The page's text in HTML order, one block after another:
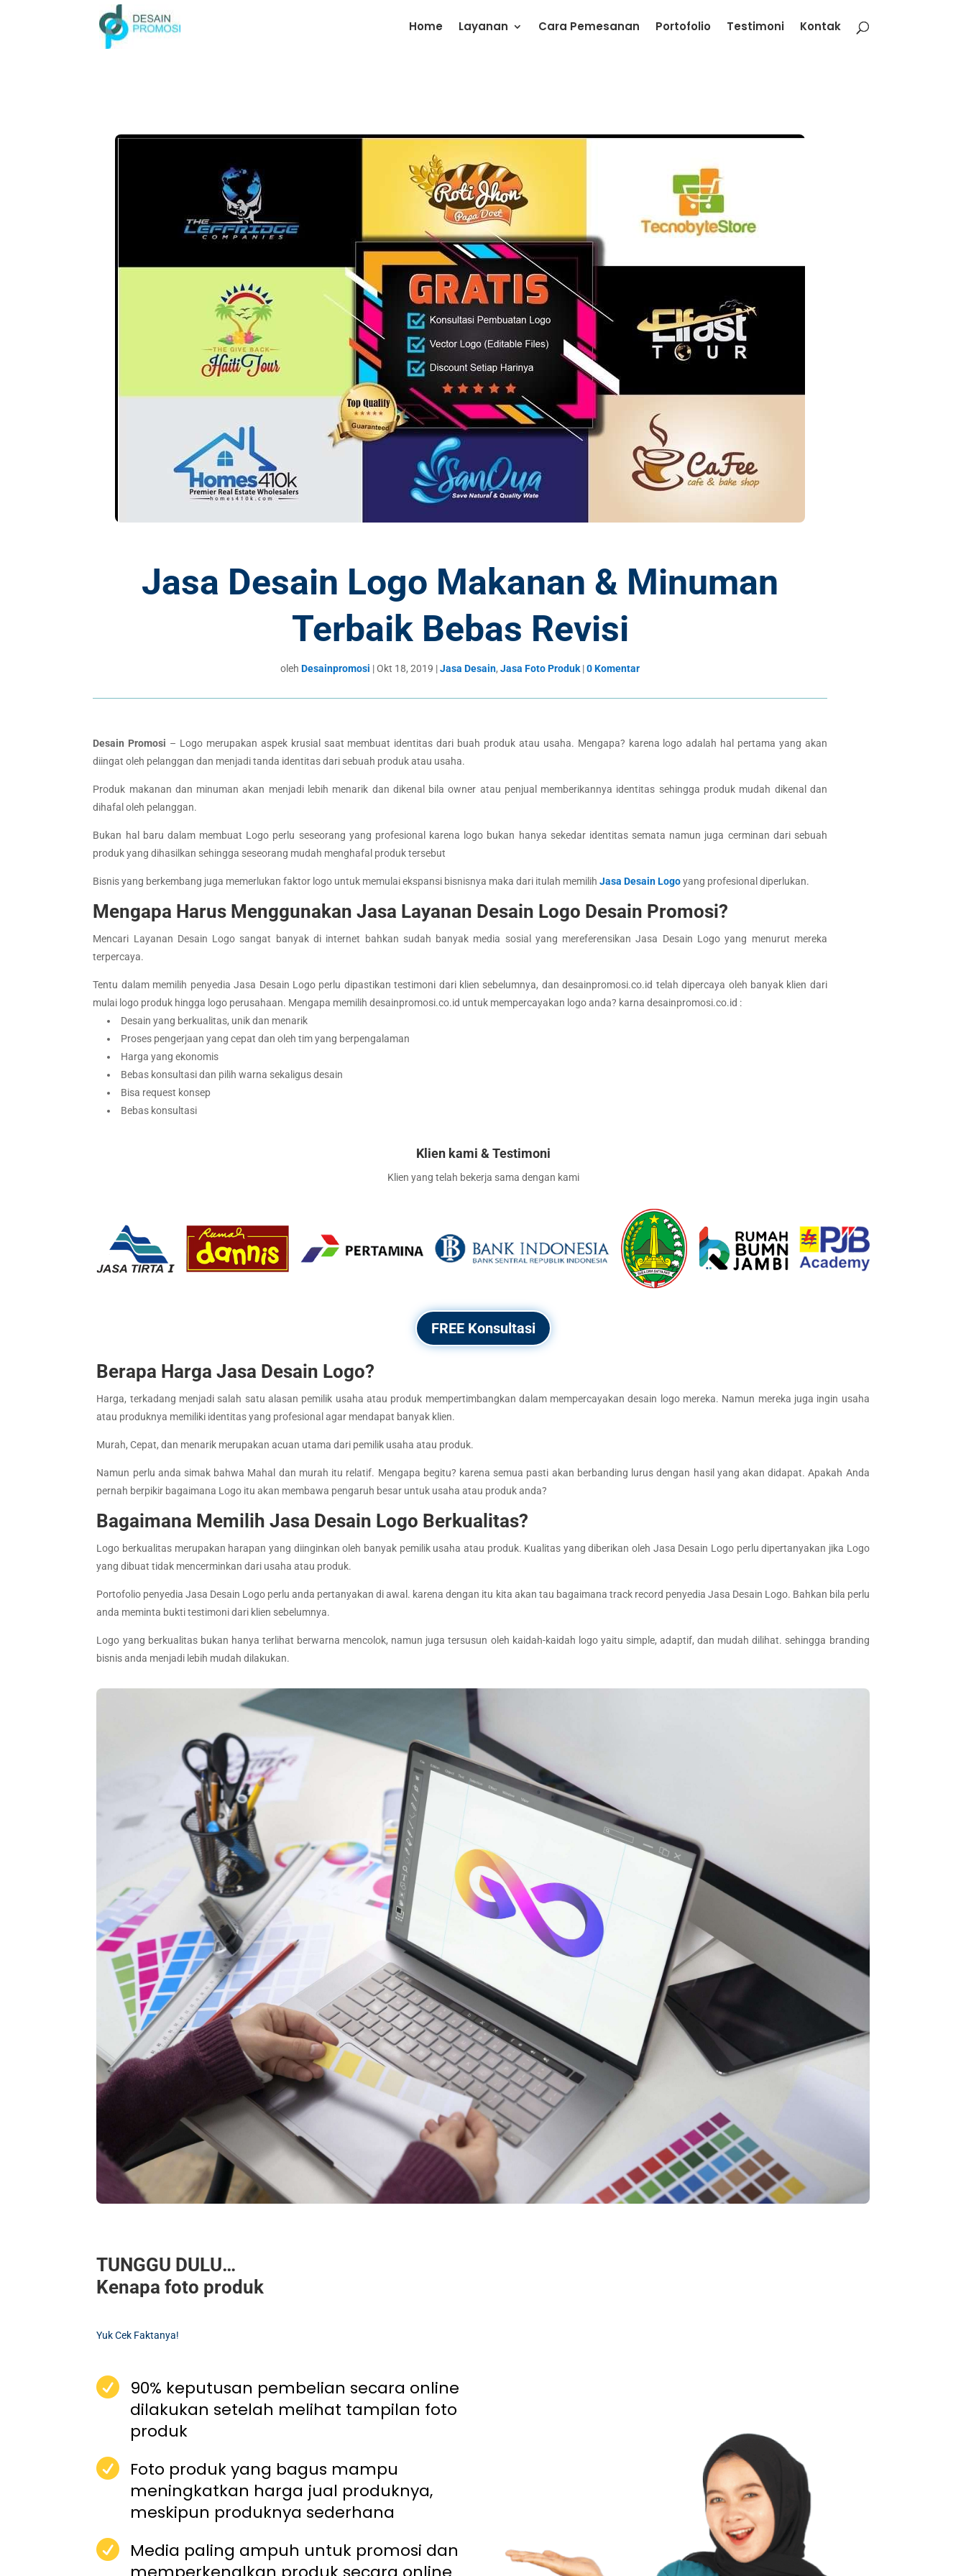
Home Layanan Cara Pemesanan Portofolio Testimoni Kontak
Jasa Desain Logo Makanan & Minuman
Terbaik Bebas Revisi
olehDesainpromosi |Okt 18, 2019 |Jasa Desain,Jasa Foto Produk |0 Komentar
Desain Promosi – Logo merupakan aspek krusial saat membuat identitas dari buah produk atau usaha. Mengapa? karena logo adalah hal pertama yang akan
diingat oleh pelanggan dan menjadi tanda identitas dari sebuah produk atau usaha.
Produk makanan dan minuman akan menjadi lebih menarik dan dikenal bila owner atau penjual memberikannya identitas sehingga produk mudah dikenal dan
dihafal oleh pelanggan.
Bukan hal baru dalam membuat Logo perlu seseorang yang profesional karena logo bukan hanya sekedar identitas semata namun juga cerminan dari sebuah
produk yang dihasilkan sehingga seseorang mudah menghafal produk tersebut
Bisnis yang berkembang juga memerlukan faktor logo untuk memulai ekspansi bisnisnya maka dari itulah memilihJasa Desain Logoyang profesional diperlukan.
Mengapa Harus Menggunakan Jasa Layanan Desain Logo Desain Promosi?
Mencari Layanan Desain Logo sangat banyak di internet bahkan sudah banyak media sosial yang mereferensikan Jasa Desain Logo yang menurut mereka
terpercaya.
Tentu dalam memilih penyedia Jasa Desain Logo perlu dipastikan testimoni dari klien sebelumnya, dan desainpromosi.co.id telah dipercaya oleh banyak klien dari
mulai logo produk hingga logo perusahaan. Mengapa memilih desainpromosi.co.id untuk mempercayakan logo anda? karna desainpromosi.co.id :
Desain yang berkualitas, unik dan menarik
Proses pengerjaan yang cepat dan oleh tim yang berpengalaman
Harga yang ekonomis
Bebas konsultasi dan pilih warna sekaligus desain
Bisa request konsep
Bebas konsultasi
Klien kami & Testimoni
Klien yang telah bekerja sama dengan kami
FREE Konsultasi
Berapa Harga Jasa Desain Logo?
Harga, terkadang menjadi salah satu alasan pemilik usaha atau produk mempertimbangkan dalam mempercayakan desain logo mereka. Namun mereka juga ingin usaha
atau produknya memiliki identitas yang profesional agar mendapat banyak klien.
Murah, Cepat, dan menarik merupakan acuan utama dari pemilik usaha atau produk.
Namun perlu anda simak bahwa Mahal dan murah itu relatif. Mengapa begitu? karena semua pasti akan berbanding lurus dengan hasil yang akan didapat. Apakah Anda
pernah berpikir bagaimana Logo itu akan membawa pengaruh besar untuk usaha atau produk anda?
Bagaimana Memilih Jasa Desain Logo Berkualitas?
Logo berkualitas merupakan harapan yang diinginkan oleh banyak pemilik usaha atau produk. Kualitas yang diberikan oleh Jasa Desain Logo perlu dipertanyakan jika Logo
yang dibuat tidak mencerminkan dari usaha atau produk.
Portofolio penyedia Jasa Desain Logo perlu anda pertanyakan di awal. karena dengan itu kita akan tau bagaimana track record penyedia Jasa Desain Logo. Bahkan bila perlu
anda meminta bukti testimoni dari klien sebelumnya.
Logo yang berkualitas bukan hanya terlihat berwarna mencolok, namun juga tersusun oleh kaidah-kaidah logo yaitu simple, adaptif, dan mudah dilihat. sehingga branding
bisnis anda menjadi lebih mudah dilakukan.
TUNGGU DULU…
Kenapa foto produk
Yuk Cek Faktanya!
 90% keputusan pembelian secara online
dilakukan setelah melihat tampilan foto
produk
 Foto produk yang bagus mampu
meningkatkan harga jual produknya,
meskipun produknya sederhana
 Media paling ampuh untuk promosi dan